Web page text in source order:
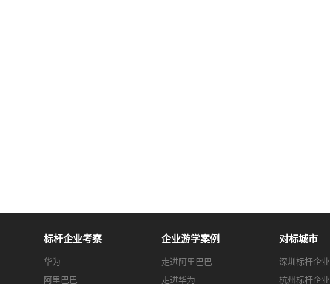
标杆企业考察
华为
阿里巴巴
企业游学案例
走进阿里巴巴
走进华为
对标城市
深圳标杆企业
杭州标杆企业